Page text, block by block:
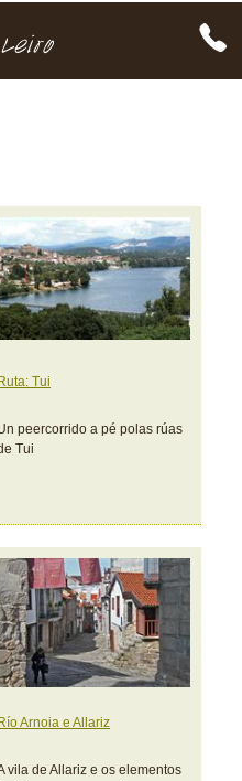
Ruta: Tui
peercorrido a pé polas rúas
Tui
Río Arnoia e Allariz
vila de Allariz e os elementos